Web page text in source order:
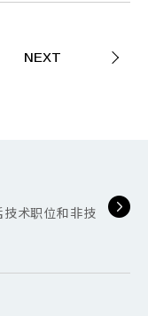
NEXT
术职位和非技